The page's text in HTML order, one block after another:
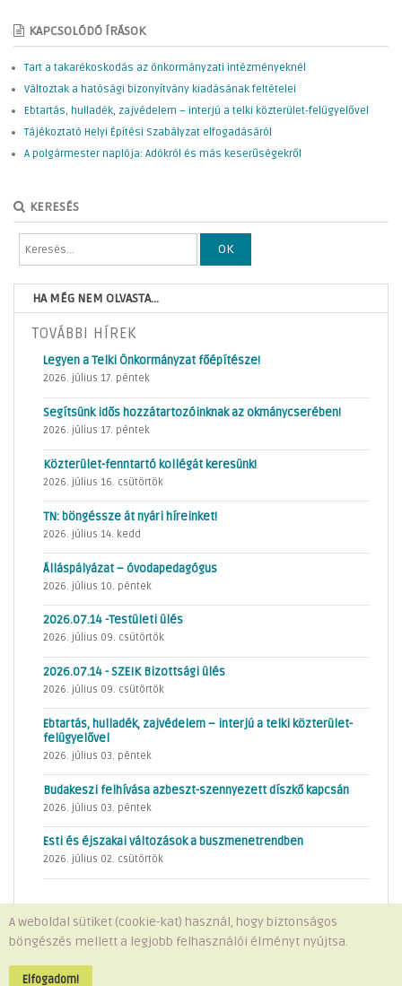
KAPCSOLÓDÓ ÍRÁSOK
Tart a takarékoskodás az önkormányzati intézményeknél
Változtak a hatósági bizonyítvány kiadásának feltételei
Ebtartás, hulladék, zajvédelem – interjú a telki közterület-felügyelővel
Tájékoztató Helyi Építési Szabályzat elfogadásáról
A polgármester naplója: Adókról és más keserűségekről
KERESÉS
OK
HA MÉG NEM OLVASTA...
TOVÁBBI HÍREK
Legyen a Telki Önkormányzat főépítésze!
2026. július 17. péntek
Segítsünk idős hozzátartozóinknak az okmánycserében!
2026. július 17. péntek
Közterület-fenntartó kollégát keresünk!
2026. július 16. csütörtök
TN: böngéssze át nyári híreinket!
2026. július 14. kedd
Álláspályázat – óvodapedagógus
2026. július 10. péntek
2026.07.14 -Testületi ülés
2026. július 09. csütörtök
2026.07.14 - SZEIK Bizottsági ülés
2026. július 09. csütörtök
Ebtartás, hulladék, zajvédelem – interjú a telki közterület-
felügyelővel
2026. július 03. péntek
Budakeszi felhívása azbeszt-szennyezett díszkő kapcsán
2026. július 03. péntek
Esti és éjszakai változások a buszmenetrendben
2026. július 02. csütörtök
Minden jog fenntartva © 2026 Telki Község Önkormányzata
A weboldal sütiket (cookie-kat) használ, hogy biztonságos
böngészés mellett a legjobb felhasználói élményt nyújtsa.
Elfogadom!